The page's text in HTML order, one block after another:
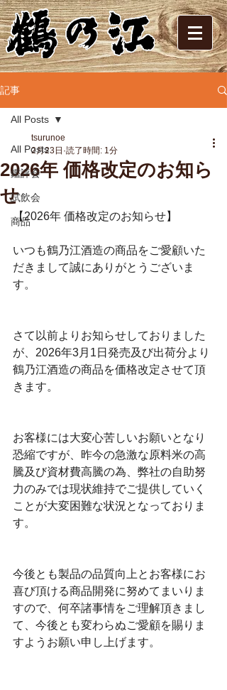
記事
All Posts
鑑評会
試飲会
商品
All Posts
2026年 価格改定のお知ら
せ
tsurunoe
2月23日 読了時間: 1分
【2026年 価格改定のお知らせ】
いつも鶴乃江酒造の商品をご愛顧いた
だきまして誠にありがとうございま
す。
さて以前よりお知らせしておりました
が、2026年3月1日発売及び出荷分より
鶴乃江酒造の商品を価格改定させて頂
きます。
お客様には大変心苦しいお願いとなり
恐縮ですが、昨今の急激な原料米の高
騰及び資材費高騰の為、弊社の自助努
力のみでは現状維持でご提供していく
ことが大変困難な状況となっておりま
す。
今後とも製品の品質向上とお客様にお
喜び頂ける商品開発に努めてまいりま
すので、何卒諸事情をご理解頂きまし
て、今後とも変わらぬご愛顧を賜りま
すようお願い申し上げます。